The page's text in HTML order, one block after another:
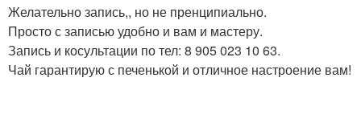
Желательно запись,, но не пренципиально.
Просто с записью удобно и вам и мастеру.
Запись и косультации по тел: 8 905 023 10 63.
Чай гарантирую с печенькой и отличное настроение вам!